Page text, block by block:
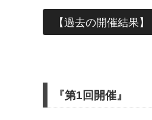
【過去の開催結果】
『第1回開催』